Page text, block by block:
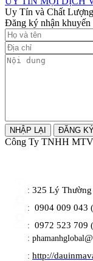
Uy Tín và Chất
Đăng ký nhận khuyến
Công Ty TNHH
: 325 Lý
: 0904 009 043
: 0972 523 709
: phamanhglobal
: http://